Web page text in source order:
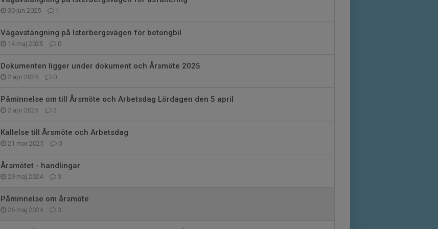
30 jun 2025 1
Vägavstängning på Isterbergsvägen för betongbil
14 maj 2025 0
Dokumenten ligger under dokument och Årsmöte 2025
2 apr 2025 0
Påminnelse om till Årsmöte och Arbetsdag Lördagen den 5 april
2 apr 2025 2
Kallelse till Årsmöte och Arbetsdag
21 mar 2025 0
Årsmötet - handlingar
29 maj 2024 3
Påminnelse om årsmöte
26 maj 2024 3